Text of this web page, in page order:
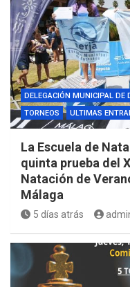
DELEGACIÓN MUNICIPAL DE
TORNEOS
ULTIMAS
La Escuela de
quinta prueba del
Natación de
Málaga
5 días atrás